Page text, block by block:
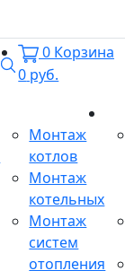
Поиск
0 Корзина
0 руб.
Монтаж
котлов
Монтаж
котельных
Монтаж
систем
отопления